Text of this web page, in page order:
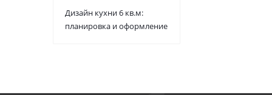
Дизайн кухни 6 кв.м:
планировка и оформление